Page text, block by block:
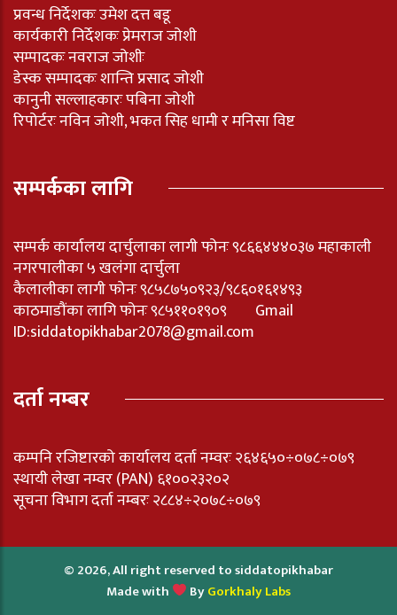
प्रवन्ध निर्देशकः उमेश दत्त बडू
कार्यकारी निर्देशकः प्रेमराज जोशी
सम्पादकः नवराज जोशीः
डेस्क सम्पादकः शान्ति प्रसाद जोशी
कानुनी सल्लाहकारः पबिना जोशी
रिपोर्टरः नविन जोशी, भकत सिह धामी र मनिसा विष्ट
सम्पर्कका लागि
सम्पर्क कार्यालय दार्चुलाका लागी फोनः ९८६६४४४०३७ महाकाली
नगरपालीका ५ खलंगा दार्चुला
कैलालीका लागी फोनः ९८५८७५०९२३/९८६०१६१४९३
काठमाडौंका लागि फोनः ९८५११०१९०९ Gmail
ID:siddatopikhabar2078@gmail.com
दर्ता नम्बर
कम्पनि रजिष्टारको कार्यालय दर्ता नम्वरः २६४६५०÷०७८÷०७९
स्थायी लेखा नम्वर (PAN) ६१००२३२०२
सूचना विभाग दर्ता नम्बरः २८८४÷२०७८÷०७९
© 2026, All right reserved to siddatopikhabar
Made with
ByGorkhaly Labs